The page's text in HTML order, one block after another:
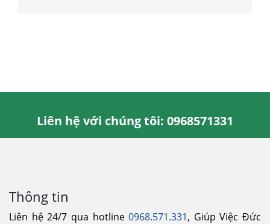
Liên hệ với chúng tôi: 0968571331
Thông tin
Liên hệ 24/7 qua hotline0968.571.331, Giúp Việc Đức